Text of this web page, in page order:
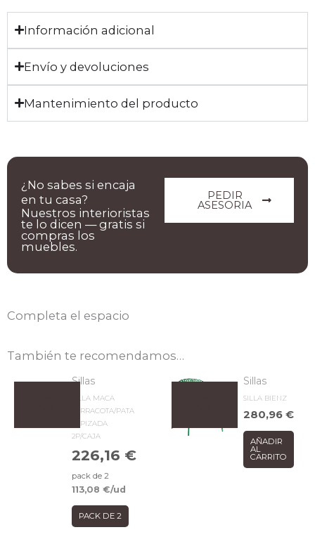
Información adicional
Envío y devoluciones
Mantenimiento del producto
PEDIR
ASESORIA
¿No sabes si encaja
en tu casa?
Nuestros interioristas
te lo dicen — gratis si
compras los
muebles.
Completa el espacio
También te recomendamos…
Sillas
SILLA MACA
TERRACOTA/PATA
TAPIZADA
2P/CAJA
226,16 €
pack de 2
113,08€/ud
PACK DE 2
Sillas
SILLA BIENZ
280,96€
AÑADIR
AL
CARRITO